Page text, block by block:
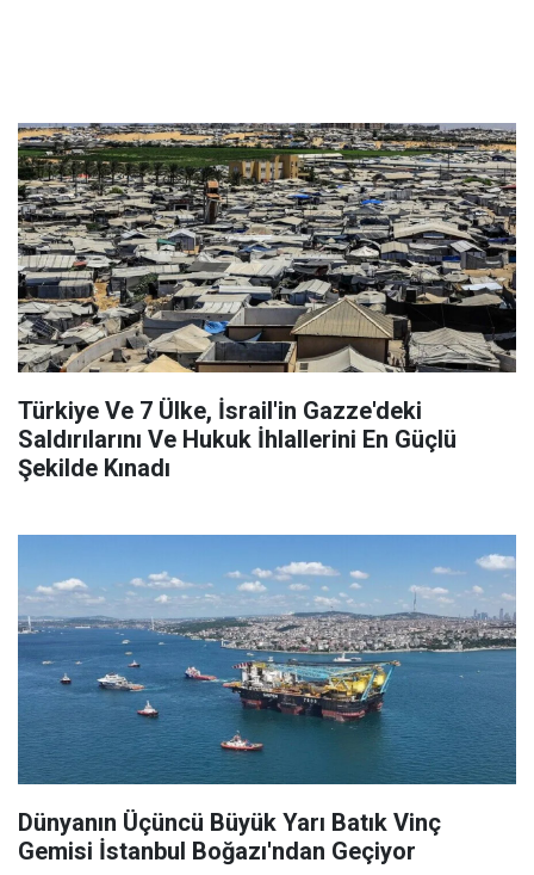
Türkiye Ve 7 Ülke, İsrail'in Gazze'deki
Saldırılarını Ve Hukuk İhlallerini En Güçlü
Şekilde Kınadı
Dünyanın Üçüncü Büyük Yarı Batık Vinç
Gemisi İstanbul Boğazı'ndan Geçiyor